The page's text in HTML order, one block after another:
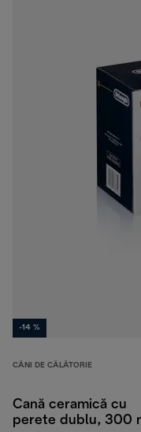
-14 %
CĂNI DE CĂLĂTORIE
Cană ceramică cu
perete dublu, 300